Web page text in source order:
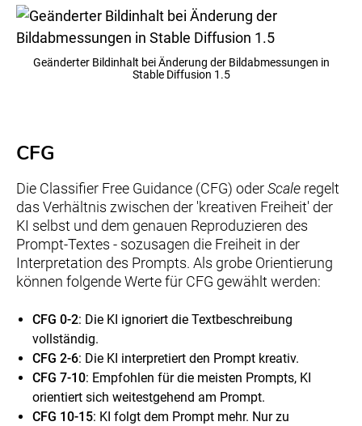
Geänderter Bildinhalt bei Änderung der Bildabmessungen in
Stable Diffusion 1.5
CFG
Die Classifier Free Guidance (CFG) oderScale regelt
das Verhältnis zwischen der 'kreativen Freiheit' der
KI selbst und dem genauen Reproduzieren des
Prompt-Textes - sozusagen die Freiheit in der
Interpretation des Prompts. Als grobe Orientierung
können folgende Werte für CFG gewählt werden:
CFG 0-2: Die KI ignoriert die Textbeschreibung
vollständig.
CFG 2-6: Die KI interpretiert den Prompt kreativ.
CFG 7-10: Empfohlen für die meisten Prompts, KI
orientiert sich weitestgehend am Prompt.
CFG 10-15: KI folgt dem Prompt mehr. Nur zu